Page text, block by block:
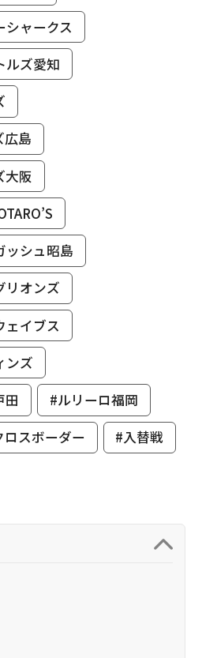
シャークス
ルズ愛知
広島
大阪
ッシュ昭島
リオンズ
ェイブス
ンズ
田
#ルリーロ福岡
ロスボーダー #入替戦